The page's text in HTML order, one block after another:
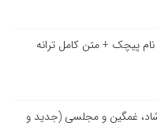
پیچک + متن کامل ترانه
غمگین و مجلسی (جدید و